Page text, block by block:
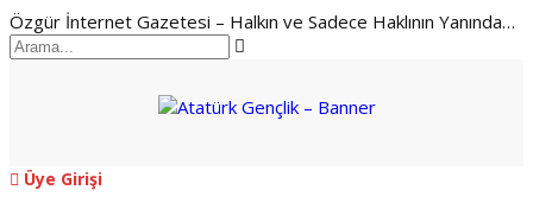
Özgür İnternet Gazetesi – Halkın ve Sadece Haklının Yanında…
Üye Girişi